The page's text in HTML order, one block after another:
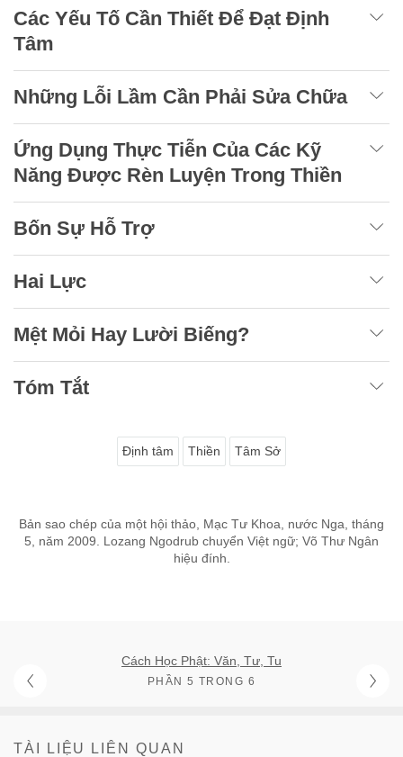
Các Yếu Tố Cần Thiết Để Đạt Định
Tâm
Những Lỗi Lầm Cần Phải Sửa Chữa
Ứng Dụng Thực Tiễn Của Các Kỹ
Năng Được Rèn Luyện Trong Thiền
Bốn Sự Hỗ Trợ
Hai Lực
Mệt Mỏi Hay Lười Biếng?
Tóm Tắt
Định tâm Thiền Tâm Sở
Bản sao chép của một hội thảo, Mạc Tư Khoa, nước Nga, tháng
5, năm 2009. Lozang Ngodrub chuyển Việt ngữ; Võ Thư Ngân
hiệu đính.
Cách Học Phật: Văn, Tư, Tu
PHẦN 5 TRONG 6
TÀI LIỆU LIÊN QUAN